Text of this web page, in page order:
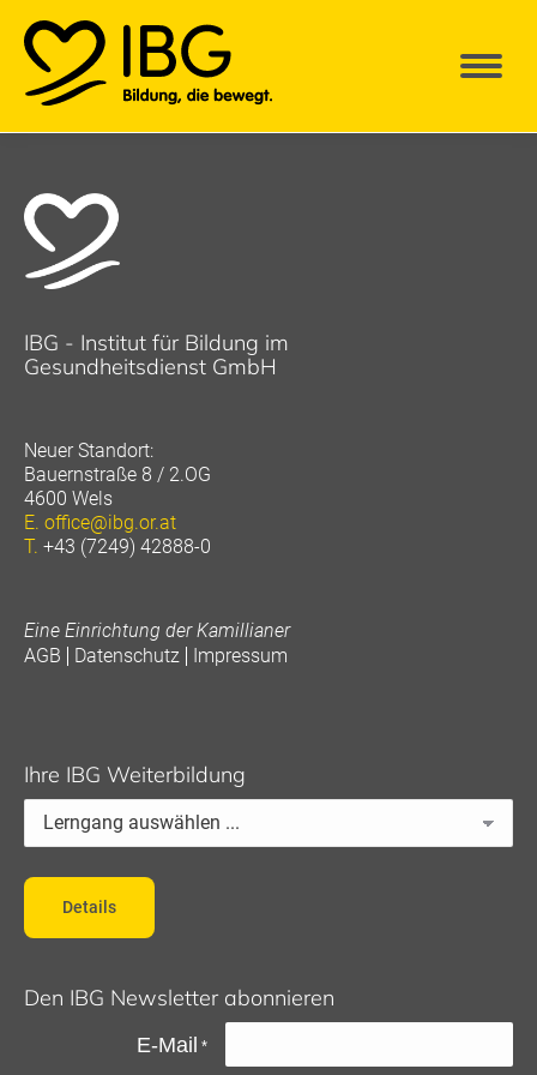
IBG - Institut für Bildung im
Gesundheitsdienst GmbH
Neuer Standort:
Bauernstraße 8 / 2.OG
4600 Wels
E. office@ibg.or.at
T. +43 (7249) 42888-0
Eine Einrichtung der Kamillianer
AGB
Datenschutz Impressum
Ihre IBG Weiterbildung
Details
Den IBG Newsletter abonnieren
E-Mail *